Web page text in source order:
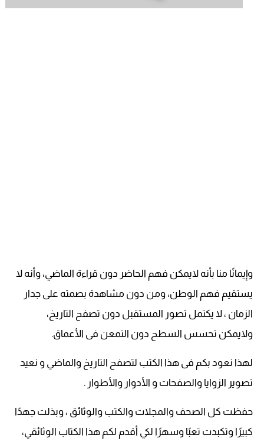
وإيمانًا منا بأنه لايمكن فهم الحاضر دون قراءة الماضي، وأنه لا
يستقيم فهم الوطن، ومن دون مشاهدة بصمته على جدار
الزمان ، لا يكتمل تصور المستقبل دون تصفح التاريخ،
ولايمكن تحسس السطح دون التمعن فى الأعماق.
لهذا نعود بكم فى هذا الكتب لتصفح التاريخ والماضي و نعيد
تصوير الزوايا والصفحات و الأدوار والأطوار .
حفظت كل الصحف والمجلات والكتب والوثائق ، وبذلت جهدًا
كبيرًا وتكبدت تعبًا وسهرًا لكي أقدم لكم هذا الكتاب الوثائقي،